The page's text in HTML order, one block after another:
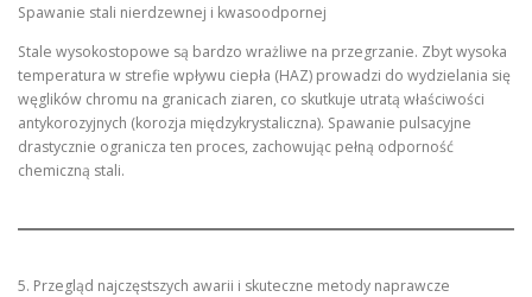
Spawanie stali nierdzewnej i kwasoodpornej
Stale wysokostopowe są bardzo wrażliwe na przegrzanie. Zbyt wysoka
temperatura w strefie wpływu ciepła (HAZ) prowadzi do wydzielania się
węglików chromu na granicach ziaren, co skutkuje utratą właściwości
antykorozyjnych (korozja międzykrystaliczna). Spawanie pulsacyjne
drastycznie ogranicza ten proces, zachowując pełną odporność
chemiczną stali.
5. Przegląd najczęstszych awarii i skuteczne metody naprawcze